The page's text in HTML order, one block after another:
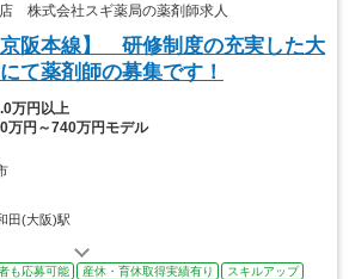
株式会社スギ薬局の薬剤師求人
京阪本線】 研修制度の充実した大
て薬剤師の募集です！
万円以上
万円～740万円モデル
田(大阪)駅
も応募可能 産休・育休取得実績有り
スキルアップ